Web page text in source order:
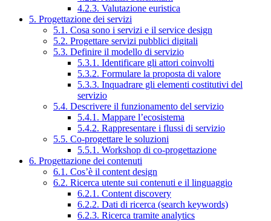
4.2.3. Valutazione euristica
5. Progettazione dei servizi
5.1. Cosa sono i servizi e il service design
5.2. Progettare servizi pubblici digitali
5.3. Definire il modello di servizio
5.3.1. Identificare gli attori coinvolti
5.3.2. Formulare la proposta di valore
5.3.3. Inquadrare gli elementi costitutivi del
servizio
5.4. Descrivere il funzionamento del servizio
5.4.1. Mappare l’ecosistema
5.4.2. Rappresentare i flussi di servizio
5.5. Co-progettare le soluzioni
5.5.1. Workshop di co-progettazione
6. Progettazione dei contenuti
6.1. Cos’è il content design
6.2. Ricerca utente sui contenuti e il linguaggio
6.2.1. Content discovery
6.2.2. Dati di ricerca (search keywords)
6.2.3. Ricerca tramite analytics